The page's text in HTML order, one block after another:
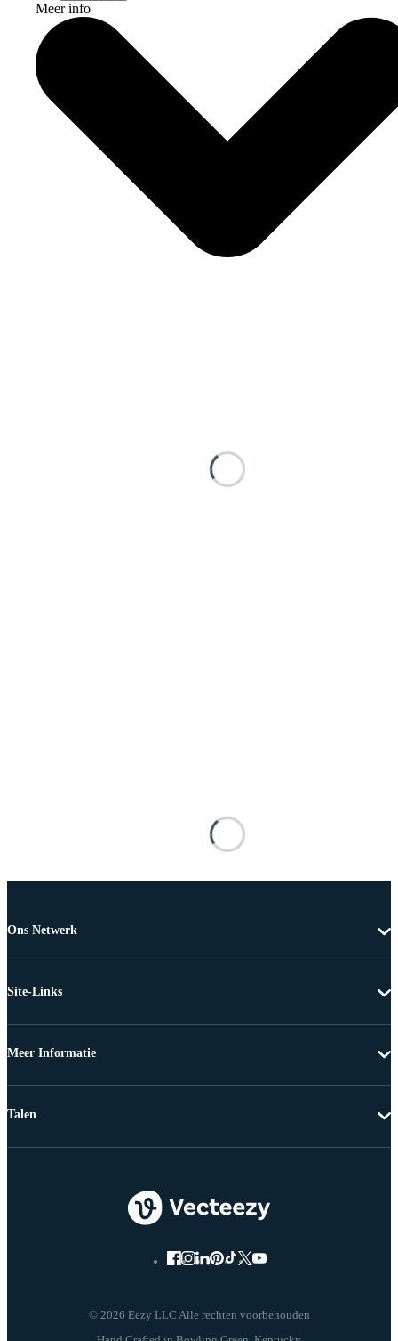
Meer info
Ons Netwerk
Site-Links
Meer Informatie
© 2026 Eezy LLC Alle rechten voorbehouden
Talen